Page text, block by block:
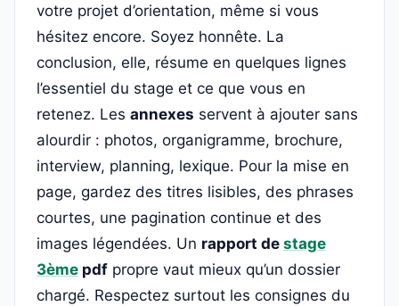
votre projet d’orientation, même si vous
hésitez encore. Soyez honnête. La
conclusion, elle, résume en quelques lignes
l’essentiel du stage et ce que vous en
retenez. Les annexes servent à ajouter sans
alourdir : photos, organigramme, brochure,
interview, planning, lexique. Pour la mise en
page, gardez des titres lisibles, des phrases
courtes, une pagination continue et des
images légendées. Un rapport de stage
3ème pdf propre vaut mieux qu’un dossier
chargé. Respectez surtout les consignes du